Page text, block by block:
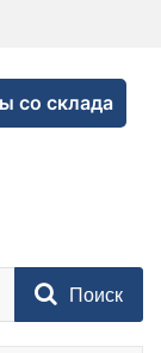
со склада
Поиск